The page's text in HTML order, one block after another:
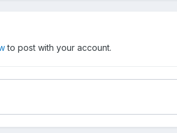
to post with your account.